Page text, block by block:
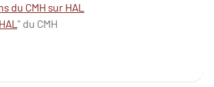
du CMH sur HAL
" du CMH